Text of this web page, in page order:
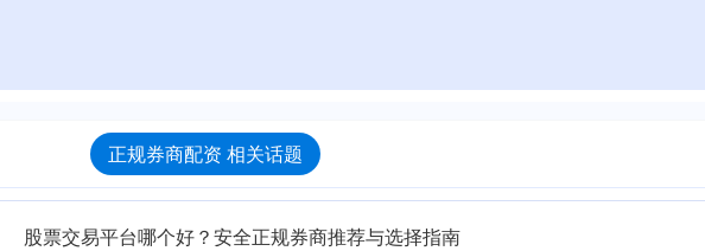
正规券商配资 相关话题
股票交易平台哪个好？安全正规券商推荐与选择指南